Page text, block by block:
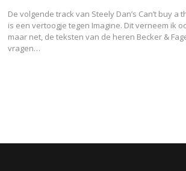
De volgende track van Steely Dan’s Can’t buy a
is een vertoogje tegen Imagine. Dit verneem ik
maar net, de teksten van de heren Becker &
vragen…